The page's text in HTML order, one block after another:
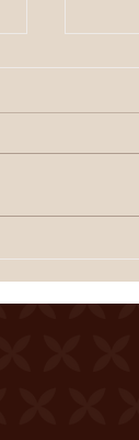
ETE
est
de